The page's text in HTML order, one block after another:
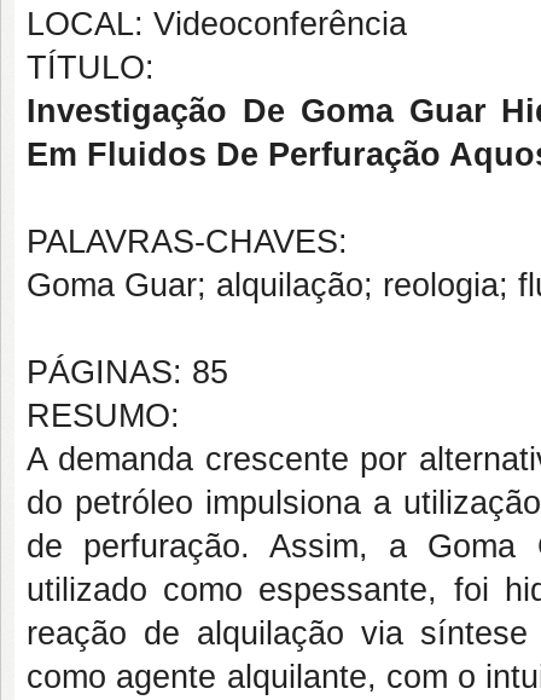
LOCAL: Videoconferência
TÍTULO:
Investigação De Goma Guar
Em Fluidos De Perfuração
PALAVRAS-CHAVES:
Goma Guar; alquilação; reologia;
PÁGINAS: 85
RESUMO:
A demanda crescente por
do petróleo impulsiona a
de perfuração. Assim, a Goma
utilizado como espessante, foi
reação de alquilação via
como agente alquilante, com o